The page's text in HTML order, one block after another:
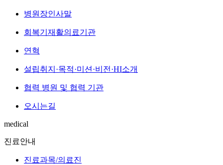
병원장인사말
회복기재활의료기관
연혁
설립취지·목적·미션·비전·HI소개
협력 병원 및 협력 기관
오시는길
medical
진료안내
진료과목/의료진